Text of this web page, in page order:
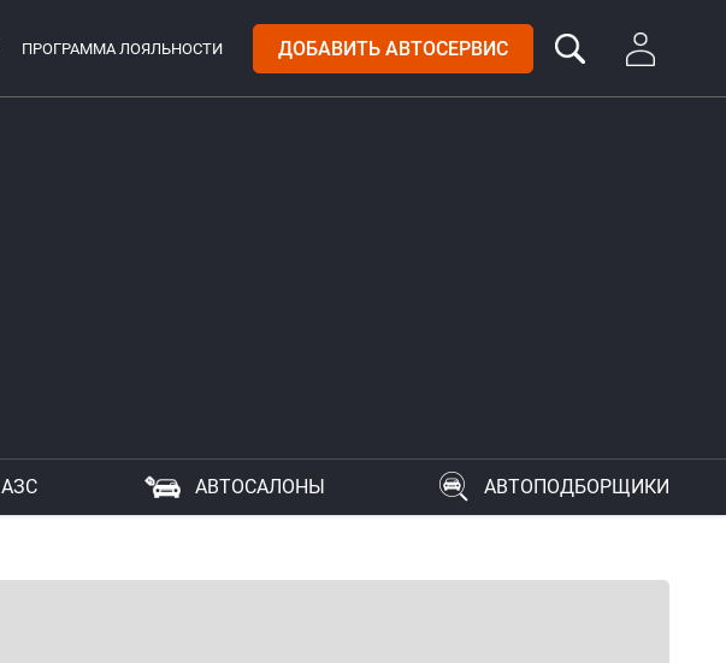
ПРОГРАММА ЛОЯЛЬНОСТИ ДОБАВИТЬ АВТОСЕРВИС
АЗС АВТОСАЛОНЫ АВТОПОДБОРЩИКИ